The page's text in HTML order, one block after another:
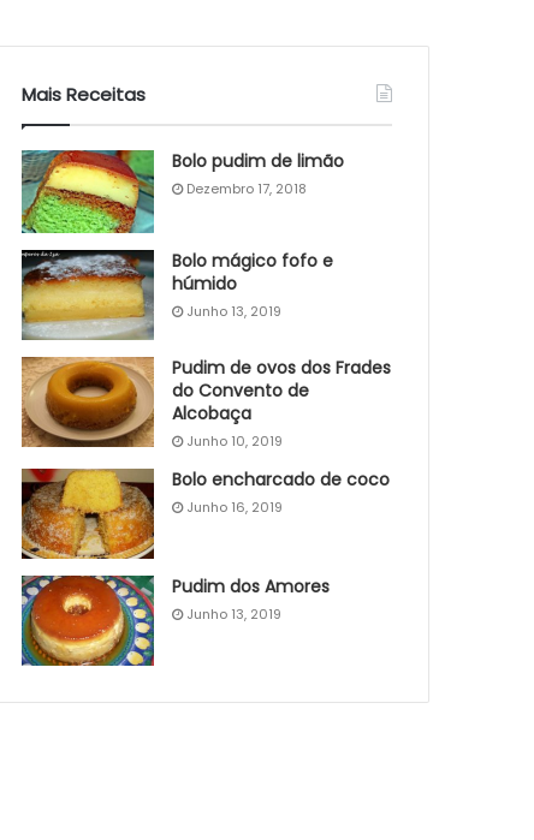
Mais Receitas
Bolo pudim de limão
Dezembro 17, 2018
Bolo mágico fofo e
húmido
Junho 13, 2019
Pudim de ovos dos Frades
do Convento de
Alcobaça
Junho 10, 2019
Bolo encharcado de coco
Junho 16, 2019
Pudim dos Amores
Junho 13, 2019